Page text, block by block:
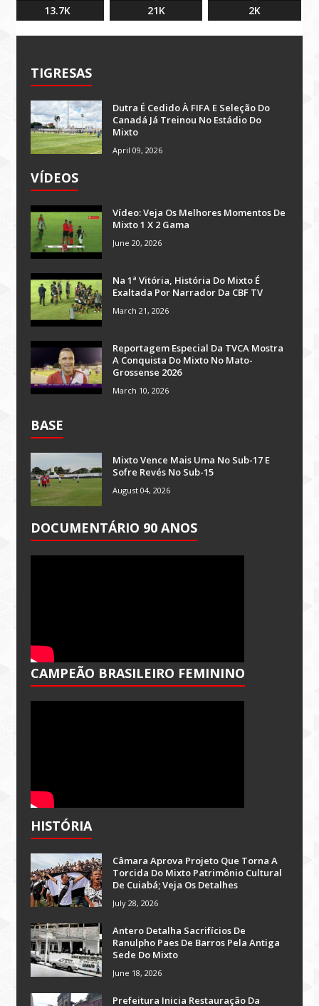
13.7K 21K 2K
TIGRESAS
Dutra É Cedido À FIFA E Seleção Do
Canadá Já Treinou No Estádio Do
Mixto
April 09, 2026
VÍDEOS
Vídeo: Veja Os Melhores Momentos De
Mixto 1 X 2 Gama
June 20, 2026
Na 1ª Vitória, História Do Mixto É
Exaltada Por Narrador Da CBF TV
March 21, 2026
Reportagem Especial Da TVCA Mostra
A Conquista Do Mixto No Mato-
Grossense 2026
March 10, 2026
BASE
Mixto Vence Mais Uma No Sub-17 E
Sofre Revés No Sub-15
August 04, 2026
DOCUMENTÁRIO 90 ANOS
CAMPEÃO BRASILEIRO FEMININO
HISTÓRIA
Câmara Aprova Projeto Que Torna A
Torcida Do Mixto Patrimônio Cultural
De Cuiabá; Veja Os Detalhes
July 28, 2026
Antero Detalha Sacrifícios De
Ranulpho Paes De Barros Pela Antiga
Sede Do Mixto
June 18, 2026
Prefeitura Inicia Restauração Da